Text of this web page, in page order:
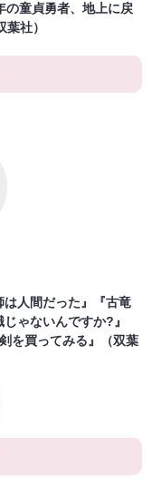
の童貞勇者、地上に戻
社）
人間だった』『古竜
ゃないんですか?』
を買ってみる』（双葉